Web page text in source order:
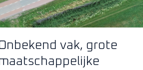
vak, grote